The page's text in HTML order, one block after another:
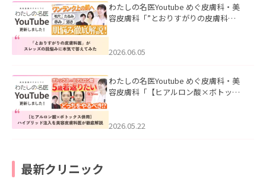
わたしの名医Youtube めぐ皮膚科・美
容皮膚科「”とおりすがりの皮膚科
2026.06.05
わたしの名医Youtube めぐ皮膚科・美
容皮膚科「【ヒアルロン酸×ボトック
た。
2026.05.22
最新クリニック